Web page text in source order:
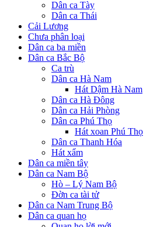
Dân ca Tày
Dân ca Thái
Cải Lương
Chưa phân loại
Dân ca ba miền
Dân ca Bắc Bộ
Ca trù
Dân ca Hà Nam
Hát Dậm Hà Nam
Dân ca Hà Đông
Dân ca Hải Phòng
Dân ca Phú Thọ
Hát xoan Phú Thọ
Dân ca Thanh Hóa
Hát xẩm
Dân ca miền tây
Dân ca Nam Bộ
Hò – Lý Nam Bộ
Đờn ca tài tử
Dân ca Nam Trung Bộ
Dân ca quan họ